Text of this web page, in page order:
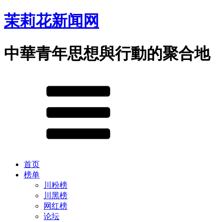
茉莉花新闻网
中華青年思想與行動的聚合地
首页
榜单
川粉榜
川黑榜
网红榜
论坛